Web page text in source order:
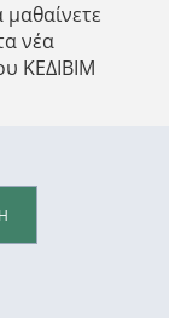
Αιτήσεις
γίνονται
δεκτές
νέα
ΚΕΔΙΒΙΜ